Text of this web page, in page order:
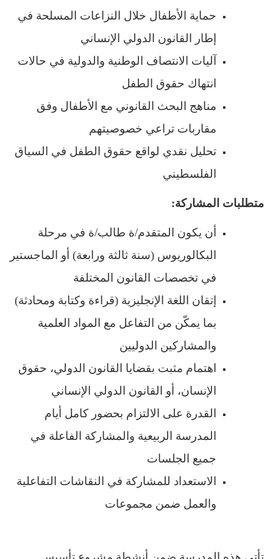
حماية الأطفال خلال النزاعات المسلحة في
إطار القانون الدولي الإنساني
آليات الانتصاف الوطنية والدولية في حالات
انتهاك حقوق الطفل
مناهج البحث القانوني مع الأطفال وفق
مقاربات تراعي خصوصيتهم
تحليل نقدي لواقع حقوق الطفل في السياق
الفلسطيني
متطلبات المشاركة:
أن يكون المتقدم/ة طالب/ة في مرحلة
البكالوريوس (سنة ثالثة ورابعة) أو الماجستير
في تخصصات القانون المختلفة
إتقان اللغة الإنجليزية (قراءة وكتابة ومحادثة)
بما يمكّن من التفاعل مع المواد العلمية
والمشاركين الدوليين
اهتمام مثبت بقضايا القانون الدولي، حقوق
الإنسان، أو القانون الدولي الإنساني
القدرة على الالتزام بحضور كامل أيام
المدرسة الربيعية والمشاركة الفاعلة في
جميع الجلسات
الاستعداد للمشاركة في النقاشات التفاعلية
والعمل ضمن مجموعات